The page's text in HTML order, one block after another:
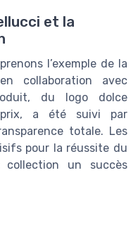
et la
l’exemple de la
collaboration avec
du logo dolce
a été suivi par
totale. Les
pour la réussite du
un succès